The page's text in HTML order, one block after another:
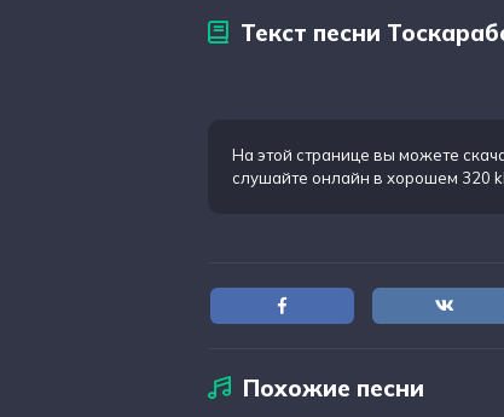
Текст песни
На этой странице вы можете
слушайте онлайн в хорошем 320
Похожие песни